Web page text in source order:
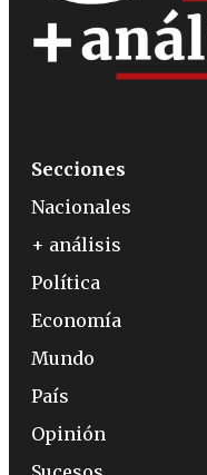
Secciones
Nacionales
+ análisis
Política
Economía
Mundo
País
Opinión